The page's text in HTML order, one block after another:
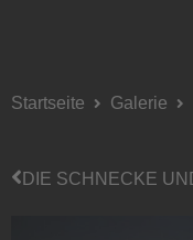
Startseite Galerie